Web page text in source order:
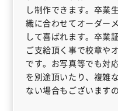
し制作できます。卒業
織に合わせてオーダー
して喜ばれます。卒業
ご支給頂く事で校章や
です。お写真等でも対
を別途頂いたり、複雑
ない場合もございます